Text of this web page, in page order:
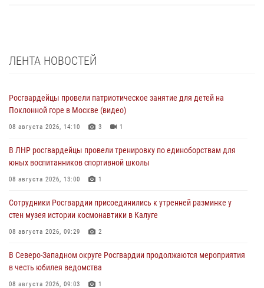
ЛЕНТА НОВОСТЕЙ
Росгвардейцы провели патриотическое занятие для детей на
Поклонной горе в Москве (видео)
08 августа 2026, 14:10 3 1
В ЛНР росгвардейцы провели тренировку по единоборствам для
юных воспитанников спортивной школы
08 августа 2026, 13:00 1
Сотрудники Росгвардии присоединились к утренней разминке у
стен музея истории космонавтики в Калуге
08 августа 2026, 09:29 2
В Северо-Западном округе Росгвардии продолжаются мероприятия
в честь юбилея ведомства
08 августа 2026, 09:03 1